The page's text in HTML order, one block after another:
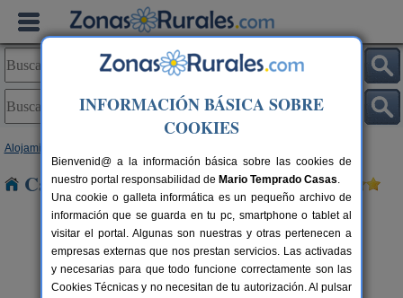
Alojamientos
Casas Rurales cerca de Adanero
INFORMACIÓN BÁSICA SOBRE
COOKIES
Bienvenid@ a la información básica sobre las cookies de
nuestro portal responsabilidad de Mario Temprado Casas.
Una cookie o galleta informática es un pequeño archivo de
información que se guarda en tu pc, smartphone o tablet al
visitar el portal. Algunas son nuestras y otras pertenecen a
empresas externas que nos prestan servicios. Las activadas
y necesarias para que todo funcione correctamente son las
Cookies Técnicas y no necesitan de tu autorización. Al pulsar